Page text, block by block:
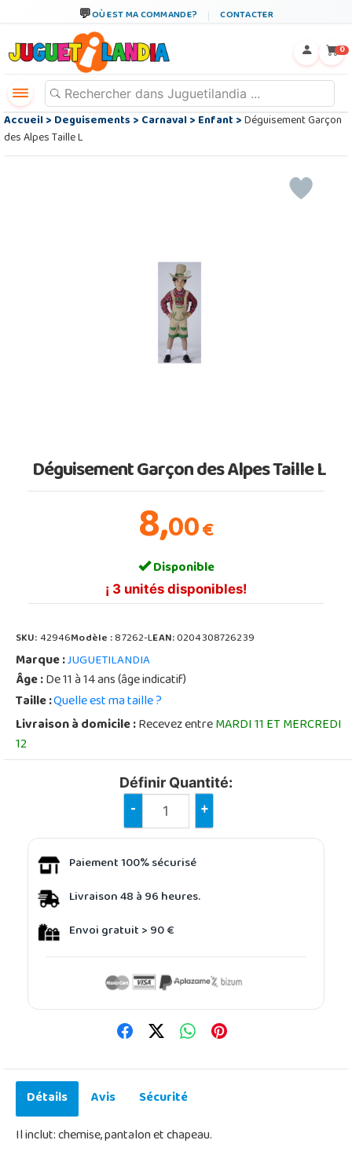
OÙ EST MA COMMANDE? CONTACTER
0
Accueil>Deguisements>Carnaval>Enfant>Déguisement Garçon
des Alpes Taille L
Déguisement Garçon des Alpes Taille L
8,00€
Disponible
¡ 3 unités disponibles!
SKU:42946Modèle :87262-LEAN:0204308726239
Marque :JUGUETILANDIA
Âge :De 11 à 14 ans (âge indicatif)
Taille :Quelle est ma taille ?
Livraison à domicile :Recevez entreMARDI 11 ET MERCREDI
12
Définir Quantité:
- +
Paiement 100% sécurisé
Livraison 48 à 96 heures.
Envoi gratuit > 90 €
Détails Avis
Sécurité
Il inclut: chemise, pantalon et chapeau.